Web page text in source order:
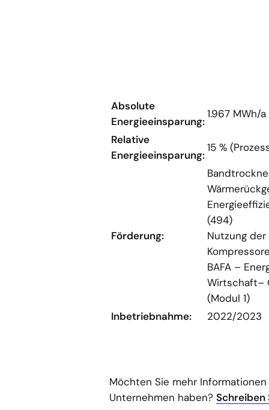
Absolute
Energieeinsparung:
1.967 MWh/
Relative
Energieeinsparung:
15 %
Förderung:
(494)
Nutzung der
BAFA –
Wirtschaft–
(Modul 1)
Inbetriebnahme:
2022/2023
Möchten Sie mehr
Unternehmen haben? Schreiben